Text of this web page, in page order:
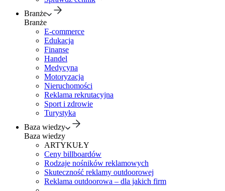
Branże
Branże
E-commerce
Edukacja
Finanse
Handel
Medycyna
Motoryzacja
Nieruchomości
Reklama rekrutacyjna
Sport i zdrowie
Turystyka
Baza wiedzy
Baza wiedzy
ARTYKUŁY
Ceny billboardów
Rodzaje nośników reklamowych
Skuteczność reklamy outdoorowej
Reklama outdoorowa – dla jakich firm